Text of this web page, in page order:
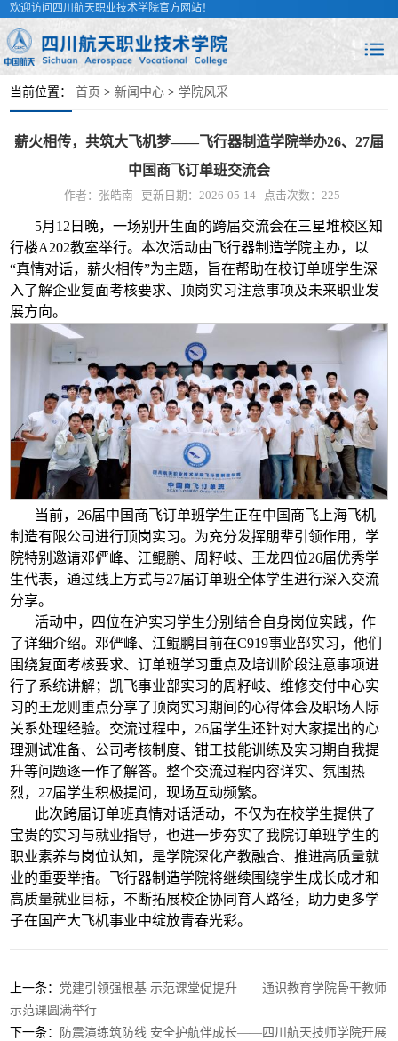
欢迎访问四川航天职业技术学院官方网站！
当前位置： 首页 >新闻中心 >学院风采
薪火相传，共筑大飞机梦——飞行器制造学院举办26、27届
中国商飞订单班交流会
作者：张皓南 更新日期：2026-05-14 点击次数： 225
5月12日晚，一场别开生面的跨届交流会在三星堆校区知
行楼A202教室举行。本次活动由飞行器制造学院主办，以
“真情对话，薪火相传”为主题，旨在帮助在校订单班学生深
入了解企业复面考核要求、顶岗实习注意事项及未来职业发
展方向。
当前，26届中国商飞订单班学生正在中国商飞上海飞机
制造有限公司进行顶岗实习。为充分发挥朋辈引领作用，学
院特别邀请邓俨峰、江鲲鹏、周籽岐、王龙四位26届优秀学
生代表，通过线上方式与27届订单班全体学生进行深入交流
分享。
活动中，四位在沪实习学生分别结合自身岗位实践，作
了详细介绍。邓俨峰、江鲲鹏目前在C919事业部实习，他们
围绕复面考核要求、订单班学习重点及培训阶段注意事项进
行了系统讲解；凯飞事业部实习的周籽岐、维修交付中心实
习的王龙则重点分享了顶岗实习期间的心得体会及职场人际
关系处理经验。交流过程中，26届学生还针对大家提出的心
理测试准备、公司考核制度、钳工技能训练及实习期自我提
升等问题逐一作了解答。整个交流过程内容详实、氛围热
烈，27届学生积极提问，现场互动频繁。
此次跨届订单班真情对话活动，不仅为在校学生提供了
宝贵的实习与就业指导，也进一步夯实了我院订单班学生的
职业素养与岗位认知，是学院深化产教融合、推进高质量就
业的重要举措。飞行器制造学院将继续围绕学生成长成才和
高质量就业目标，不断拓展校企协同育人路径，助力更多学
子在国产大飞机事业中绽放青春光彩。
上一条： 党建引领强根基 示范课堂促提升——通识教育学院骨干教师
示范课圆满举行
下一条：
防震演练筑防线 安全护航伴成长——四川航天技师学院开展